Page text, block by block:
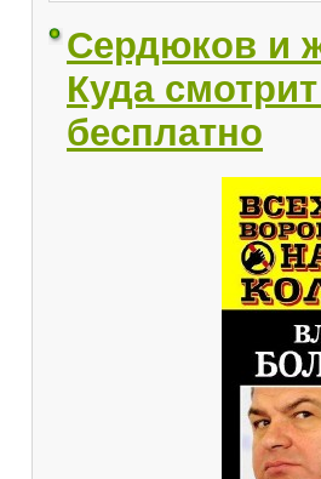
Сердюков и
Куда
бесплатно